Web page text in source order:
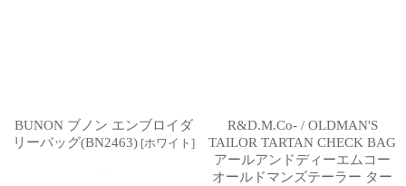
BUNON ブノン エンブロイダ
リーバッグ(BN2463) [ホワイト ]
R&D.M.Co- / OLDMAN'S
TAILOR TARTAN CHECK BAG
アールアンドディーエムコー
オールドマンズテーラー ター